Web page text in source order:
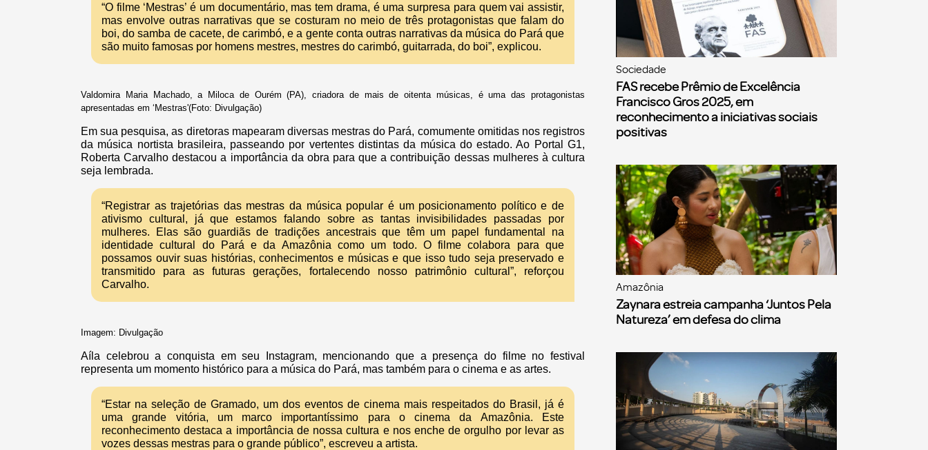
“O filme ‘Mestras’ é um documentário, mas tem drama, é uma surpresa para quem vai assistir,
mas envolve outras narrativas que se costuram no meio de três protagonistas que falam do
boi, do samba de cacete, de carimbó, e a gente conta outras narrativas da música do Pará que
são muito famosas por homens mestres, mestres do carimbó, guitarrada, do boi”, explicou.
Valdomira Maria Machado, a Miloca de Ourém (PA), criadora de mais de oitenta músicas, é uma das protagonistas
apresentadas em ‘Mestras'(Foto: Divulgação)
Em sua pesquisa, as diretoras mapearam diversas mestras do Pará, comumente omitidas nos registros
da música nortista brasileira, passeando por vertentes distintas da música do estado. Ao Portal G1,
Roberta Carvalho destacou a importância da obra para que a contribuição dessas mulheres à cultura
seja lembrada.
“Registrar as trajetórias das mestras da música popular é um posicionamento político e de
ativismo cultural, já que estamos falando sobre as tantas invisibilidades passadas por
mulheres. Elas são guardiãs de tradições ancestrais que têm um papel fundamental na
identidade cultural do Pará e da Amazônia como um todo. O filme colabora para que
possamos ouvir suas histórias, conhecimentos e músicas e que isso tudo seja preservado e
transmitido para as futuras gerações, fortalecendo nosso patrimônio cultural”, reforçou
Carvalho.
Imagem: Divulgação
Aíla celebrou a conquista em seu Instagram, mencionando que a presença do filme no festival
representa um momento histórico para a música do Pará, mas também para o cinema e as artes.
“Estar na seleção de Gramado, um dos eventos de cinema mais respeitados do Brasil, já é
uma grande vitória, um marco importantíssimo para o cinema da Amazônia. Este
reconhecimento destaca a importância de nossa cultura e nos enche de orgulho por levar as
vozes dessas mestras para o grande público”, escreveu a artista.
Sociedade
FAS recebe Prêmio de Excelência
Francisco Gros 2025, em
reconhecimento a iniciativas sociais
positivas
Amazônia
Zaynara estreia campanha ‘Juntos Pela
Natureza’ em defesa do clima